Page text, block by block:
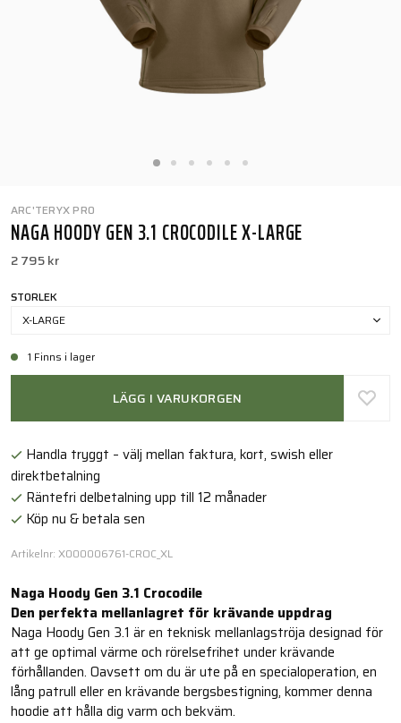
ARC'TERYX PRO
NAGA HOODY GEN 3.1 CROCODILE X-LARGE
2 795 kr
STORLEK
X-LARGE
1 Finns i lager
LÄGG I VARUKORGEN
Handla tryggt – välj mellan faktura, kort, swish eller
direktbetalning
Räntefri delbetalning upp till 12 månader
Köp nu & betala sen
Artikelnr: X000006761-CROC_XL
Naga Hoody Gen 3.1 Crocodile
Den perfekta mellanlagret för krävande uppdrag
Naga Hoody Gen 3.1 är en teknisk mellanlagströja designad för
att ge optimal värme och rörelsefrihet under krävande
förhållanden. Oavsett om du är ute på en specialoperation, en
lång patrull eller en krävande bergsbestigning, kommer denna
hoodie att hålla dig varm och bekväm.